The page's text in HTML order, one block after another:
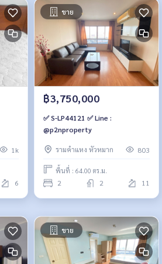
1k
6
ขาย
฿3,750,000
✅ S-LP44121 ✅ Line :
@p2nproperty
รามคำแหง หัวหมาก 803
พื้นที่ : 64.00 ตร.ม.
2 2 11
ขาย